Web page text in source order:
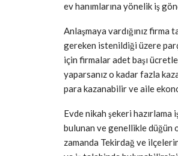
ev hanımlarına yönelik iş
Anlaşmaya vardığınız
gereken istenildiği üzere
için firmalar adet başı
yaparsanız o kadar fazla
para kazanabilir ve aile
Evde nikah şekeri
bulunan ve genellikle düğün
zamanda Tekirdağ ve